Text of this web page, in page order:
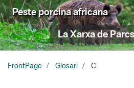
Peste porcina africana
La Xarxa de
FrontPage Glosari C